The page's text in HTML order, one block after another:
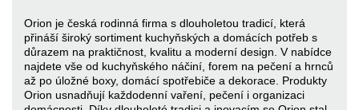
Orion je česká rodinná firma s dlouholetou tradicí, která
přináší široký sortiment kuchyňských a domácích potřeb s
důrazem na praktičnost, kvalitu a moderní design. V nabídce
najdete vše od kuchyňského náčiní, forem na pečení a hrnců
až po úložné boxy, domácí spotřebiče a dekorace. Produkty
Orion usnadňují každodenní vaření, pečení i organizaci